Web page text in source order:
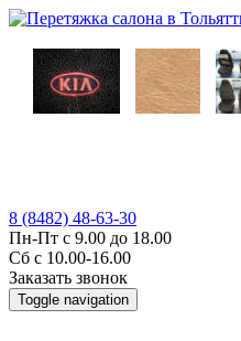
8 (8482) 48-63-30
Пн-Пт с 9.00 до 18.00
Сб с 10.00-16.00
Заказать звонок
Toggle navigation